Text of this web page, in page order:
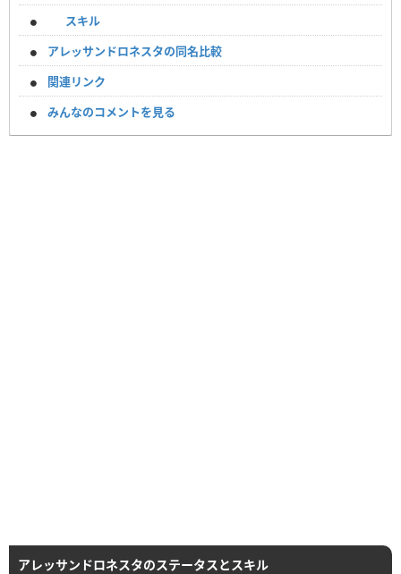
スキル
アレッサンドロネスタの同名比較
関連リンク
みんなのコメントを見る
アレッサンドロネスタのステータスとスキル